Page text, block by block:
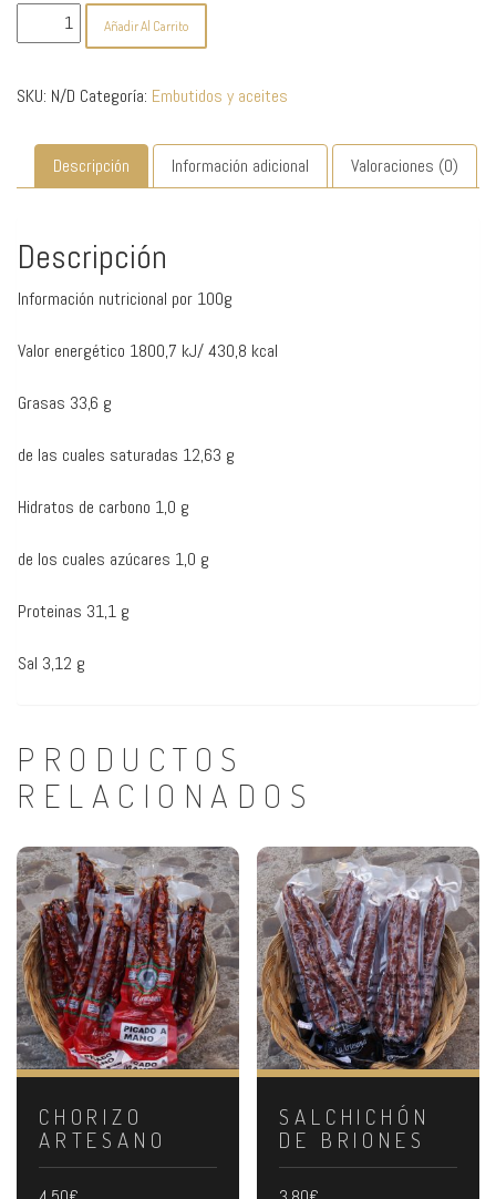
Chorizo
de
-
cantidad
Añadir Al Carrito
SKU: N/D Categoría: Embutidos y aceites
Descripción Información adicional Valoraciones (0)
Descripción
Información nutricional por 100g
Valor energético 1800,7 kJ/ 430,8 kcal
Grasas 33,6 g
de las cuales saturadas 12,63 g
Hidratos de carbono 1,0 g
de los cuales azúcares 1,0 g
Proteinas 31,1 g
Sal 3,12 g
PRODUCTOS
RELACIONADOS
CHORIZO
ARTESANO
SALCHICHÓN
DE BRIONES